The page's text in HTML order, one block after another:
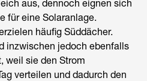
aus, dennoch eignen sich
für eine Solaranlage.
häufig Süddächer.
inzwischen jedoch ebenfalls
weil sie den Strom
verteilen und dadurch den